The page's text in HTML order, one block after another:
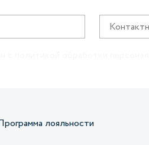
лояльности